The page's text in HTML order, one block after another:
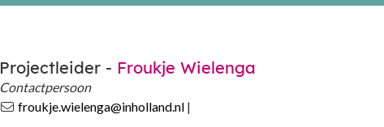
Projectleider - Froukje Wielenga
Contactpersoon
froukje.wielenga@inholland.nl |